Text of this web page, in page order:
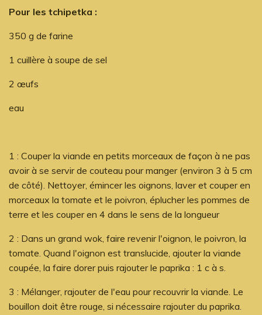
Pour les tchipetka :
350 g de farine
1 cuillère à soupe de sel
2 œufs
eau
1 : Couper la viande en petits morceaux de façon à ne pas
avoir à se servir de couteau pour manger (environ 3 à 5 cm
de côté). Nettoyer, émincer les oignons, laver et couper en
morceaux la tomate et le poivron, éplucher les pommes de
terre et les couper en 4 dans le sens de la longueur
2 : Dans un grand wok, faire revenir l'oignon, le poivron, la
tomate. Quand l'oignon est translucide, ajouter la viande
coupée, la faire dorer puis rajouter le paprika : 1 c à s.
3 : Mélanger, rajouter de l'eau pour recouvrir la viande. Le
bouillon doit être rouge, si nécessaire rajouter du paprika.